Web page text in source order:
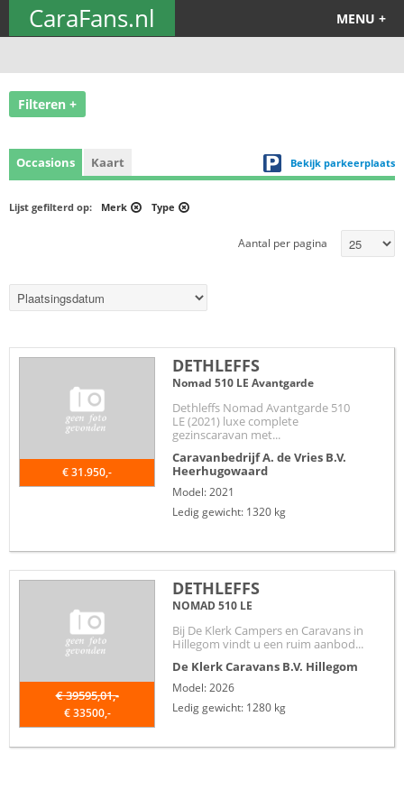
CaraFans.nl MENU +
Filteren +
Bekijk parkeerplaats
Occasions Kaart
Lijst gefilterd op: Merk Type
Aantal per pagina
€ 31.950,-
DETHLEFFS
Nomad 510 LE Avantgarde
Dethleffs Nomad Avantgarde 510
LE (2021) luxe complete
gezinscaravan met...
Caravanbedrijf A. de Vries B.V.
Heerhugowaard
Model: 2021
Ledig gewicht: 1320 kg
€ 39595,01,-
€ 33500,-
DETHLEFFS
NOMAD 510 LE
Bij De Klerk Campers en Caravans in
Hillegom vindt u een ruim aanbod...
De Klerk Caravans B.V. Hillegom
Model: 2026
Ledig gewicht: 1280 kg